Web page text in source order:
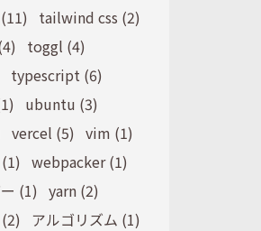
tailwind css (2)
toggl (4)
typescript (6)
ubuntu (3)
vercel (5) vim (1)
webpacker (1)
(1) yarn (2)
アルゴリズム (1)